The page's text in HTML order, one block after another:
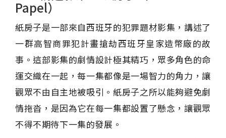
Papel）
紙房子是一部來自西班牙的犯罪題材影集，講述了
一群高智商罪犯計畫搶劫西班牙皇家造幣廠的故
事。這部影集的劇情設計極其精巧，眾多角色的命
運交織在一起，每一集都像是一場智力的角力，讓
觀眾不由自主地被吸引。紙房子之所以能夠避免劇
情拖沓，是因為它在每一集都設置了懸念，讓觀眾
不得不期待下一集的發展。